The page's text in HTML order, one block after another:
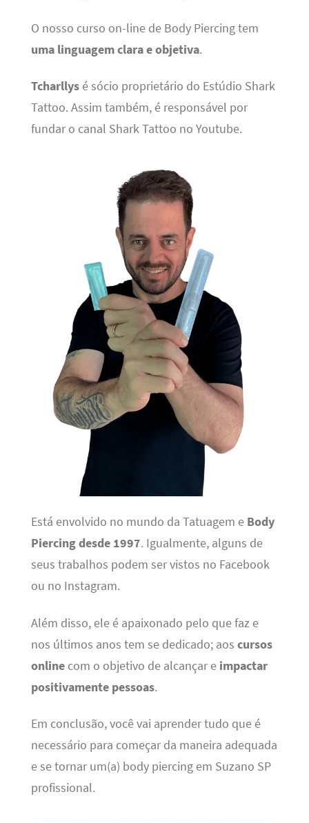
O nosso curso on-line de Body Piercing tem
uma linguagem clara e objetiva.
Tcharllysé sócio proprietário do Estúdio Shark
Tattoo. Assim também, é responsável por
fundar o canal Shark Tattoo no Youtube.
Está envolvido no mundo da Tatuagem e Body
Piercing desde 1997. Igualmente, alguns de
seus trabalhos podem ser vistos no Facebook
ou no Instagram.
Além disso, ele é apaixonado pelo que faz e
nos últimos anos tem se dedicado; aos cursos
onlinecom o objetivo de alcançar e impactar
positivamente pessoas.
Em conclusão, você vai aprender tudo que é
necessário para começar da maneira adequada
e se tornar um(a) body piercing em Suzano SP
profissional.